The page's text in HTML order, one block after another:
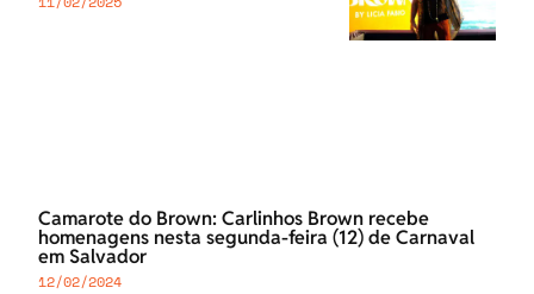
Camarote do Brown: Carlinhos Brown recebe
homenagens nesta segunda-feira (12) de Carnaval
em Salvador
12/02/2024